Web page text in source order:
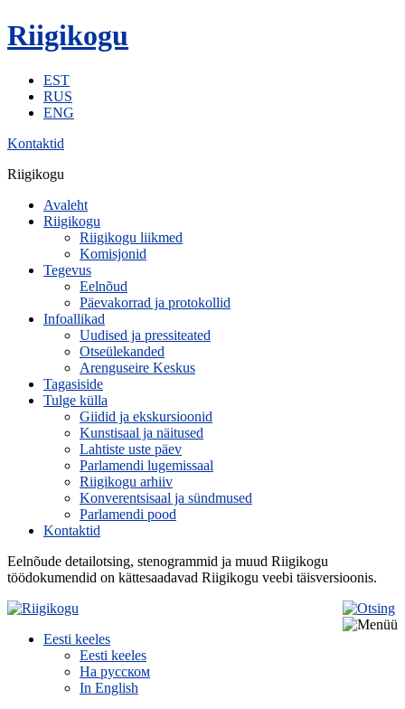
Riigikogu
EST
RUS
ENG
Kontaktid
Riigikogu
Avaleht
Riigikogu
Riigikogu liikmed
Komisjonid
Tegevus
Eelnõud
Päevakorrad ja protokollid
Infoallikad
Uudised ja pressiteated
Otseülekanded
Arenguseire Keskus
Tagasiside
Tulge külla
Giidid ja ekskursioonid
Kunstisaal ja näitused
Lahtiste uste päev
Parlamendi lugemissaal
Riigikogu arhiiv
Konverentsisaal ja sündmused
Parlamendi pood
Kontaktid
Eelnõude detailotsing, stenogrammid ja muud Riigikogu
töödokumendid on kättesaadavad Riigikogu veebi täisversioonis.
Eesti keeles
Eesti keeles
На русском
In English